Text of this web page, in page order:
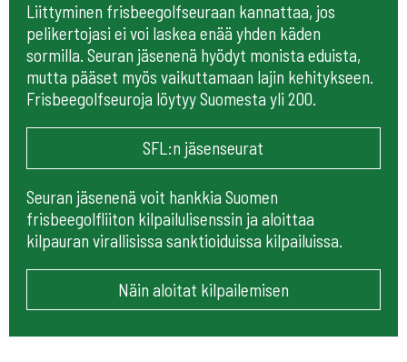
Liittyminen frisbeegolfseuraan kannattaa, jos
pelikertojasi ei voi laskea enää yhden käden
sormilla. Seuran jäsenenä hyödyt monista eduista,
mutta pääset myös vaikuttamaan lajin kehitykseen.
Frisbeegolfseuroja löytyy Suomesta yli 200.
SFL:n jäsenseurat
Seuran jäsenenä voit hankkia Suomen
frisbeegolfliiton kilpailulisenssin ja aloittaa
kilpauran virallisissa sanktioiduissa kilpailuissa.
Näin aloitat kilpailemisen